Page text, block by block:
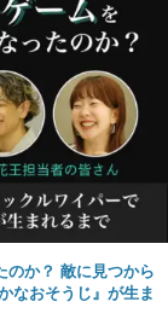
のか？ 敵に見つから
なおそうじ』が生ま